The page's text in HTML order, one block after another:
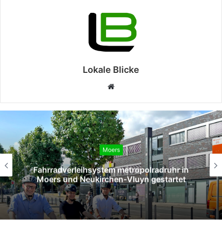
Lokale Blicke
Webseite
Moers
metropolradruhr in
und Neukirchen-Vluyn gestartet